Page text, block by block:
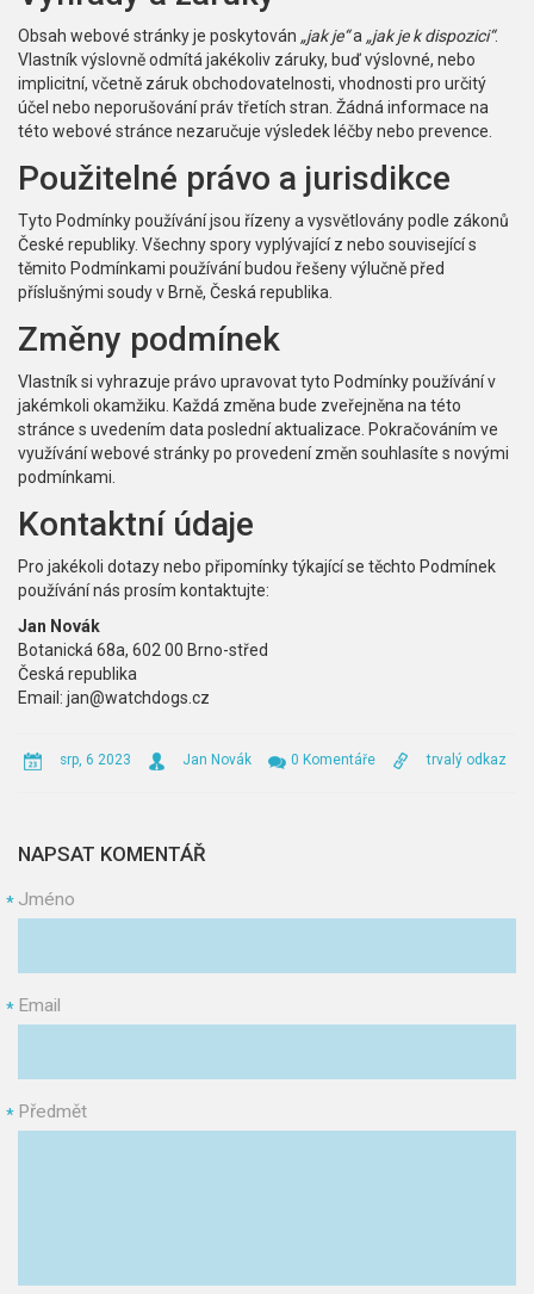
Obsah webové stránky je poskytován „jak je“a „jak je k dispozici“.
Vlastník výslovně odmítá jakékoliv záruky, buď výslovné, nebo
implicitní, včetně záruk obchodovatelnosti, vhodnosti pro určitý
účel nebo neporušování práv třetích stran. Žádná informace na
této webové stránce nezaručuje výsledek léčby nebo prevence.
Použitelné právo a jurisdikce
Tyto Podmínky používání jsou řízeny a vysvětlovány podle zákonů
České republiky. Všechny spory vyplývající z nebo související s
těmito Podmínkami používání budou řešeny výlučně před
příslušnými soudy v Brně, Česká republika.
Změny podmínek
Vlastník si vyhrazuje právo upravovat tyto Podmínky používání v
jakémkoli okamžiku. Každá změna bude zveřejněna na této
stránce s uvedením data poslední aktualizace. Pokračováním ve
využívání webové stránky po provedení změn souhlasíte s novými
podmínkami.
Kontaktní údaje
Pro jakékoli dotazy nebo připomínky týkající se těchto Podmínek
používání nás prosím kontaktujte:
Jan Novák
Botanická 68a, 602 00 Brno-střed
Česká republika
Email: jan@watchdogs.cz
srp, 6 2023 Jan Novák 0 Komentáře trvalý odkaz
NAPSAT KOMENTÁŘ
Jméno
*
Email
*
Předmět
*